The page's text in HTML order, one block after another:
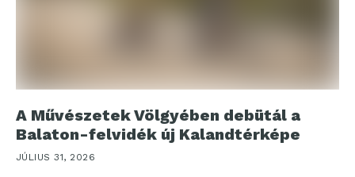
A Művészetek Völgyében debütál a
Balaton-felvidék új Kalandtérképe
JÚLIUS 31, 2026